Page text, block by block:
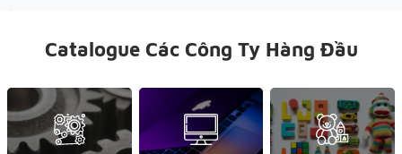
Catalogue Các Công Ty Hàng Đầu